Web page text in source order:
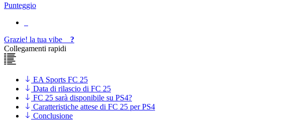
Punteggio
Grazie! la tua vibe
?
Collegamenti rapidi
EA Sports FC 25
Data di rilascio di FC 25
FC 25 sarà disponibile su PS4?
Caratteristiche attese di FC 25 per PS4
Conclusione